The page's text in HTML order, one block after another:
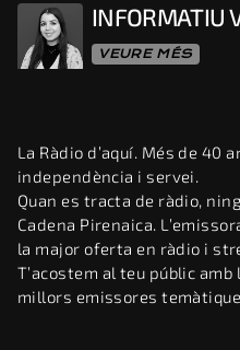
INFORMATIU
VEURE MÉS
La Ràdio d’aquí. Més de 40
independència i servei.
Quan es tracta de ràdio,
Cadena Pirenaica.
la major oferta en ràdio i
T’acostem al teu públic
millors emissores